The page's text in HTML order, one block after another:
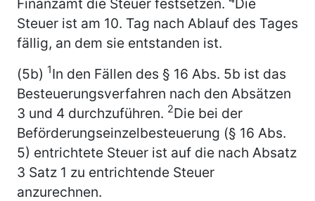
Steuer ist am 10. Tag nach Ablauf des Tages
fällig, an dem sie entstanden ist.
(5b) 1In den Fällen des § 16 Abs. 5b ist das
Besteuerungsverfahren nach den Absätzen
3 und 4 durchzuführen. 2Die bei der
Beförderungseinzelbesteuerung (§ 16 Abs.
5) entrichtete Steuer ist auf die nach Absatz
3 Satz 1 zu entrichtende Steuer
anzurechnen.